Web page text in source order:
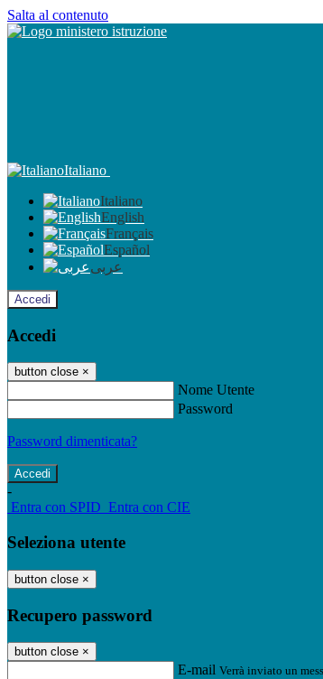
Salta al contenuto
Italiano
Italiano
English
Français
Español
عربى
Accedi
Accedi
button close ×
Nome Utente
Password
Password dimenticata?
-
Entra con SPID Entra con CIE
Seleziona utente
button close ×
Recupero password
button close ×
E-mail Verrà inviato un